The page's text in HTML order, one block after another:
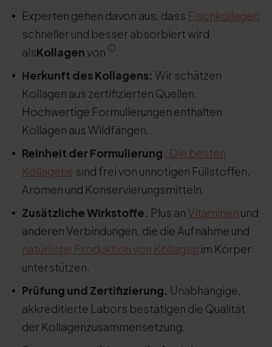
Experten gehen davon aus, dass Fischkollagen
schneller und besser absorbiert wird
alsKollagenvon
.
Herkunft des Kollagens: Wir schätzen
Kollagen aus zertifizierten Quellen.
Hochwertige Formulierungen enthalten
Kollagen aus Wildfängen.
Reinheit der Formulierung : Die besten
Kollagene sind frei von unnötigen Füllstoffen,
Aromen und Konservierungsmitteln.
Zusätzliche Wirkstoffe. Plus an Vitaminen und
anderen Verbindungen, die die Aufnahme und
natürliche Produktion von Kollagen im Körper
unterstützen.
Prüfung und Zertifizierung. Unabhängige,
akkreditierte Labors bestätigen die Qualität
der Kollagenzusammensetzung.